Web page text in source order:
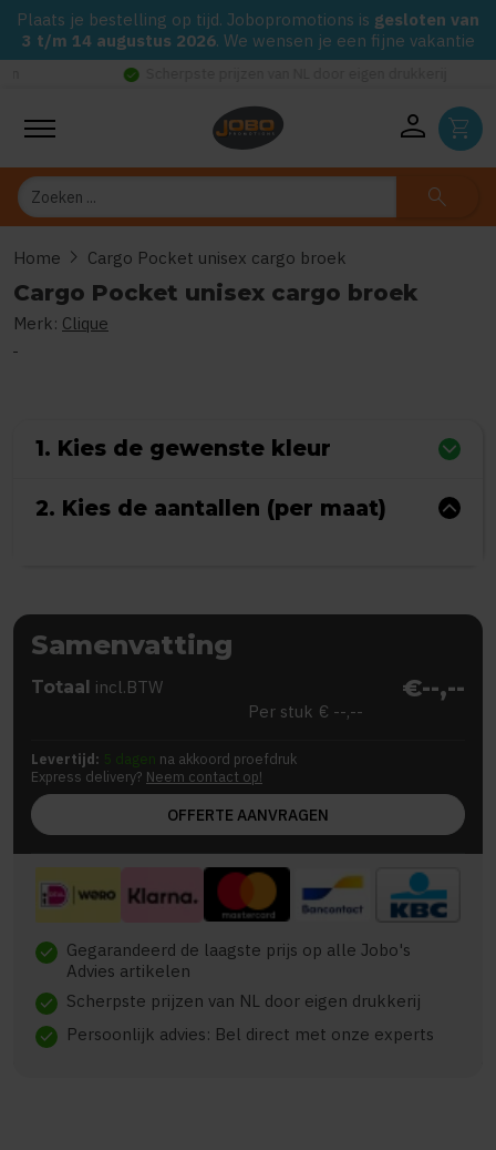
Plaats je bestelling op tijd. Jobopromotions is gesloten van
3 t/m 14 augustus 2026. We wensen je een fijne vakantie
Scherpste prijzen van NL door eigen drukkerij
person shopping_cart
Zoeken search
Home chevron_right Cargo Pocket unisex cargo broek
Cargo Pocket unisex cargo broek
Merk: Clique
1. Kies de gewenste kleur
2. Kies de aantallen (per maat)
Samenvatting
Totaal incl.BTW €--,--
Per stuk € --,--
Levertijd: 5 dagen na akkoord proefdruk
Express delivery? Neem contact op!
OFFERTE AANVRAGEN
check Gegarandeerd de laagste prijs op alle Jobo's
Advies artikelen
check Scherpste prijzen van NL door eigen drukkerij
check Persoonlijk advies: Bel direct met onze experts